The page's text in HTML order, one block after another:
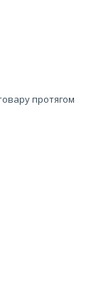
протягом